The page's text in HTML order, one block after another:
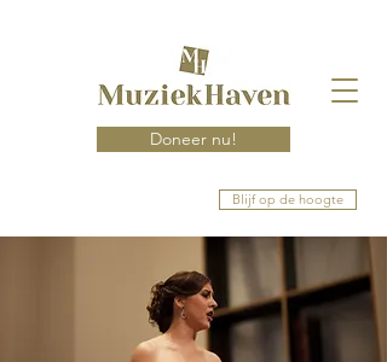
Blijf op de hoogte
Doneer nu!